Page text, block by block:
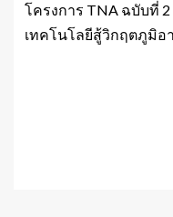
โครงการ TNA ฉบับที่
เทคโนโลยีสู้วิกฤตภูมิอ